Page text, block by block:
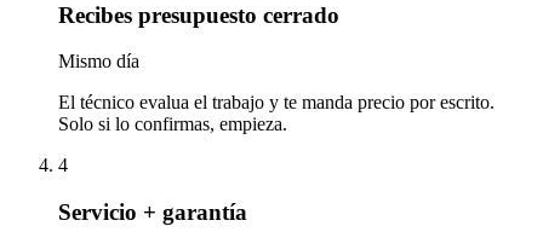
Recibes presupuesto cerrado
Mismo día
El técnico evalua el trabajo y te manda precio por escrito.
Solo si lo confirmas, empieza.
4
Servicio + garantía